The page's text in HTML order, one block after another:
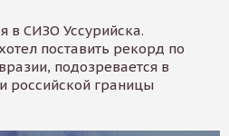
в СИЗО Уссурийска.
поставить рекорд по
подозревается в
российской границы